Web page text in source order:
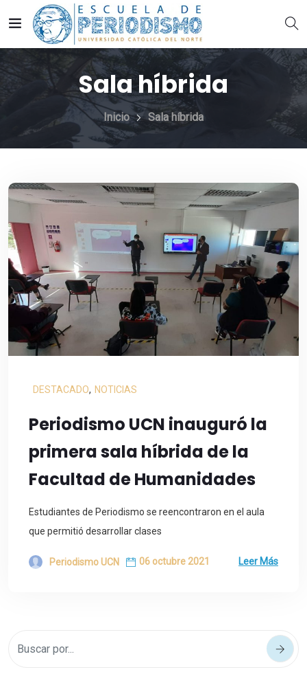
Sala híbrida
Inicio Sala híbrida
DESTACADO, NOTICIAS
Periodismo UCN inauguró la
primera sala híbrida de la
Facultad de Humanidades
Estudiantes de Periodismo se reencontraron en el aula
que permitió desarrollar clases
Periodismo UCN 06 octubre 2021 Leer Más